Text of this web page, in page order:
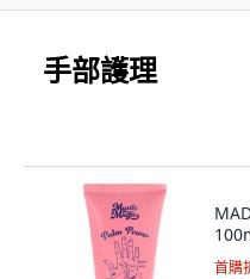
手部護理
首購